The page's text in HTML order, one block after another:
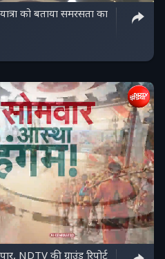
को बताया समरसता का
NDTV की ग्राउंड रिपोर्ट